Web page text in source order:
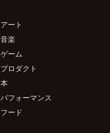
アート
音楽
ゲーム
プロダクト
本
パフォーマンス
フード